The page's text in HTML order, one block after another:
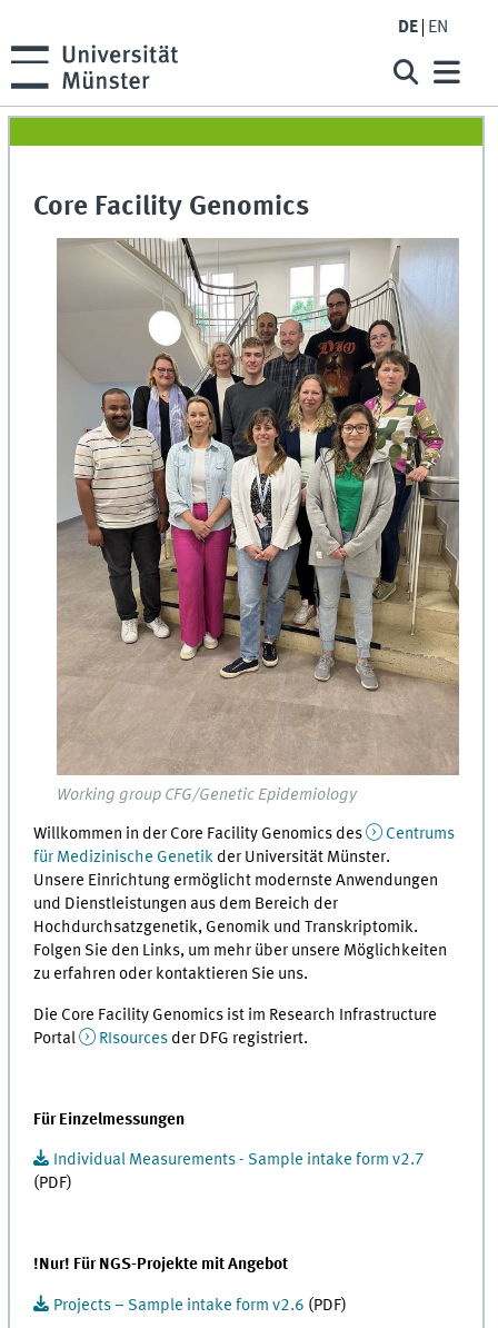
DE EN
Core Facility Genomics
Working group CFG/Genetic Epidemiology
Willkommen in der Core Facility Genomics des
Centrums
für Medizinische Genetik der Universität Münster.
Unsere Einrichtung ermöglicht modernste Anwendungen
und Dienstleistungen aus dem Bereich der
Hochdurchsatzgenetik, Genomik und Transkriptomik.
Folgen Sie den Links, um mehr über unsere Möglichkeiten
zu erfahren oder kontaktieren Sie uns.
Die Core Facility Genomics ist im Research Infrastructure
Portal
RIsources der DFG registriert.
Für Einzelmessungen
Individual Measurements - Sample intake form v2.7
(PDF)
!Nur! Für NGS-Projekte mit Angebot
Projects – Sample intake form v2.6 (PDF)